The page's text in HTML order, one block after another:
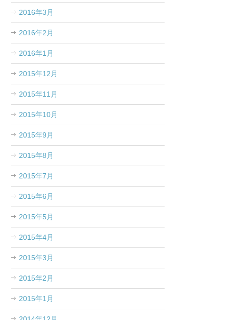
2016年3月
2016年2月
2016年1月
2015年12月
2015年11月
2015年10月
2015年9月
2015年8月
2015年7月
2015年6月
2015年5月
2015年4月
2015年3月
2015年2月
2015年1月